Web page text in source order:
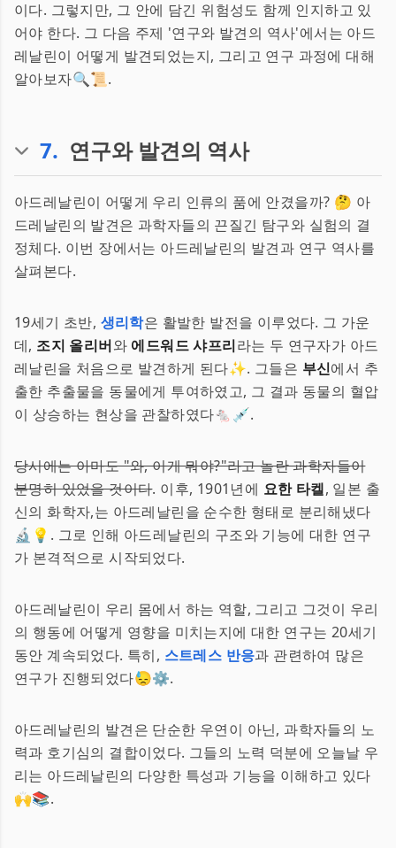
이다. 그렇지만, 그 안에 담긴 위험성도 함께 인지하고 있
어야 한다. 그 다음 주제 '연구와 발견의 역사'에서는 아드
레날린이 어떻게 발견되었는지, 그리고 연구 과정에 대해
알아보자🔍📜.
7. 연구와 발견의 역사
아드레날린이 어떻게 우리 인류의 품에 안겼을까? 🤔 아
드레날린의 발견은 과학자들의 끈질긴 탐구와 실험의 결
정체다. 이번 장에서는 아드레날린의 발견과 연구 역사를
살펴본다.
19세기 초반, 생리학은 활발한 발전을 이루었다. 그 가운
데, 조지 올리버와 에드워드 샤프리라는 두 연구자가 아드
레날린을 처음으로 발견하게 된다✨. 그들은 부신에서 추
출한 추출물을 동물에게 투여하였고, 그 결과 동물의 혈압
이 상승하는 현상을 관찰하였다🐁💉.
당시에는 아마도 "와, 이게 뭐야?"라고 놀란 과학자들이
분명히 있었을 것이다. 이후, 1901년에 요한 타켈, 일본 출
신의 화학자,는 아드레날린을 순수한 형태로 분리해냈다
🔬💡. 그로 인해 아드레날린의 구조와 기능에 대한 연구
가 본격적으로 시작되었다.
아드레날린이 우리 몸에서 하는 역할, 그리고 그것이 우리
의 행동에 어떻게 영향을 미치는지에 대한 연구는 20세기
동안 계속되었다. 특히, 스트레스 반응과 관련하여 많은
연구가 진행되었다😓⚙️.
아드레날린의 발견은 단순한 우연이 아닌, 과학자들의 노
력과 호기심의 결합이었다. 그들의 노력 덕분에 오늘날 우
리는 아드레날린의 다양한 특성과 기능을 이해하고 있다
🙌📚.